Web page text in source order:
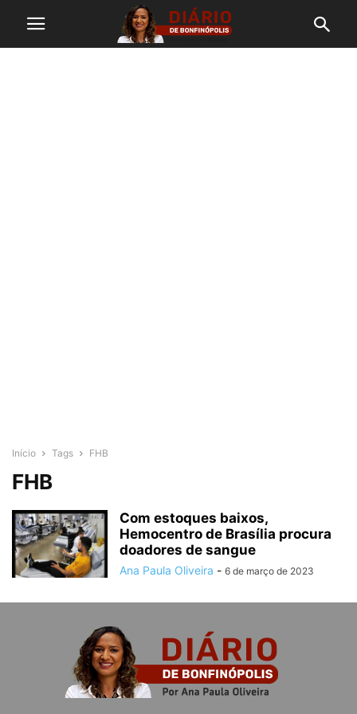
Início Tags FHB
FHB
Com estoques baixos,
Hemocentro de Brasília procura
doadores de sangue
Ana Paula Oliveira - 6 de março de 2023